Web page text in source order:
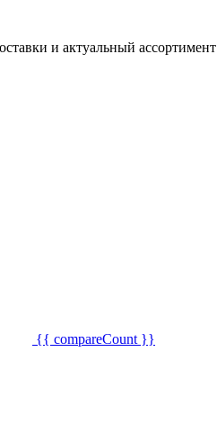
и актуальный ассортимент
{{ compareCount }}